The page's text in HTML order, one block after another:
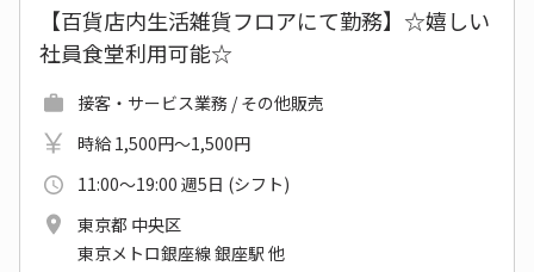
【百貨店内生活雑貨フロアにて勤務】☆嬉しい
社員食堂利用可能☆
接客・サービス業務 / その他販売
時給 1,500円～1,500円
11:00～19:00 週5日 (シフト)
東京都 中央区
東京メトロ銀座線 銀座駅 他